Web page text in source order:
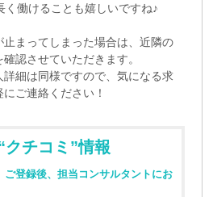
く働けることも嬉しいですね♪
止まってしまった場合は、近隣の
認させていただきます。
細は同様ですので、気になる求
ご連絡ください！
クチコミ”情報
ご登録後、担当コンサルタントにお